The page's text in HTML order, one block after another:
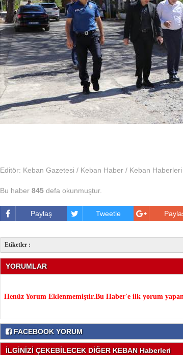
Editör: Keban Gazetesi / Keban Haber / Keban Haberleri
Bu haber 845 defa okunmuştur.
Paylaş Tweetle
Etiketler :
YORUMLAR
Henüz Yorum Eklenmemiştir.Bu Haber'e ilk yorum
FACEBOOK YORUM
İLGİNİZİ ÇEKEBİLECEK DİĞER KEBAN Haberleri